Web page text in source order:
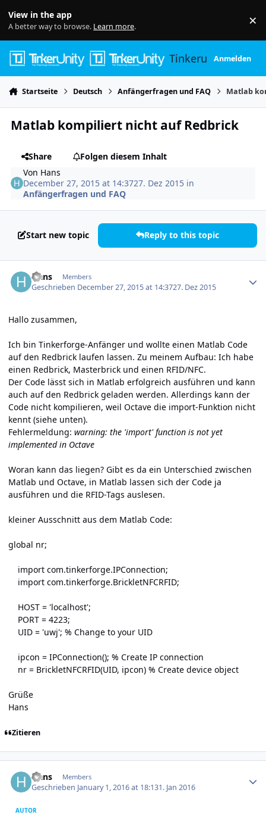
View in the app
A better way to browse. Learn more. ×
TinkerunityAnmelden
Startseite Deutsch Anfängerfragen und FAQ Matlab
Matlab kompiliert nicht auf Redbrick
Share
Folgen diesem Inhalt
Von Hans
December 27, 2015 at 14:3727. Dez 2015 in
Anfängerfragen und FAQ
Start new topic Reply to this topic
Hans Members
Geschrieben December 27, 2015 at 14:3727. Dez 2015
Hallo zusammen,
Ich bin Tinkerforge-Anfänger und wollte einen Matlab Code
auf den Redbrick laufen lassen. Zu meinem Aufbau: Ich habe
einen Redbrick, Masterbrick und einen RFID/NFC.
Der Code lässt sich in Matlab erfolgreich ausführen und kann
auch auf den Redbrick geladen werden. Allerdings kann der
Code nicht kompilieren, weil Octave die import-Funktion nicht
kennt (siehe unten).
Fehlermeldung: warning: the 'import' function is not yet
implemented in Octave
Woran kann das liegen? Gibt es da ein Unterschied zwischen
Matlab und Octave, in Matlab lassen sich der Code ja
ausführen und die RFID-Tags auslesen.
kleiner Ausschnitt aus dem Matlab Code:
global nr;
import com.tinkerforge.IPConnection;
import com.tinkerforge.BrickletNFCRFID;
HOST = 'localhost';
PORT = 4223;
UID = 'uwj'; % Change to your UID
ipcon = IPConnection(); % Create IP connection
nr = BrickletNFCRFID(UID, ipcon) % Create device object
Grüße
Hans
Zitieren
Hans Members
Geschrieben January 1, 2016 at 18:131. Jan 2016
AUTOR